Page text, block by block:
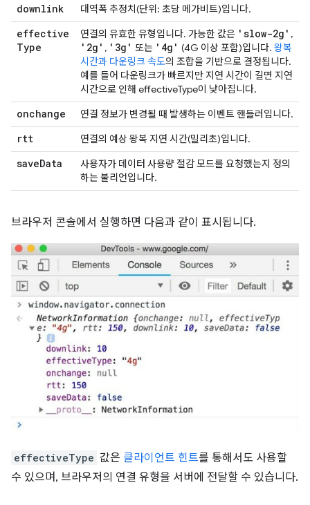
downlink 대역폭 추정치(단위: 초당 메가비트)입니다.
effective
Type
연결의 유효한 유형입니다. 가능한 값은 'slow-2g' ,
'2g' , '3g' 또는 '4g' (4G 이상 포함)입니다. 왕복
시간과 다운링크 속도의 조합을 기반으로 결정됩니다.
예를 들어 다운링크가 빠르지만 지연 시간이 길면 지연
시간으로 인해 effectiveType이 낮아집니다.
onchange 연결 정보가 변경될 때 발생하는 이벤트 핸들러입니다.
rtt 연결의 예상 왕복 지연 시간(밀리초)입니다.
saveData
사용자가 데이터 사용량 절감 모드를 요청했는지 정의
하는 불리언입니다.
브라우저 콘솔에서 실행하면 다음과 같이 표시됩니다.
effectiveType 값은 클라이언트 힌트를 통해서도 사용할
수 있으며, 브라우저의 연결 유형을 서버에 전달할 수 있습니다.